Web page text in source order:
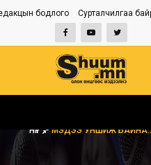
бодлого Сурталчилгаа
НҮҮР МЭДЭЭ УНШИЖ